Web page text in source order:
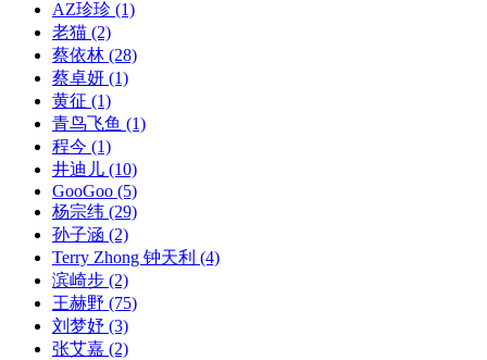
AZ珍珍 (1)
老猫 (2)
蔡依林 (28)
蔡卓妍 (1)
黄征 (1)
青鸟飞鱼 (1)
程今 (1)
井迪儿 (10)
GooGoo (5)
杨宗纬 (29)
孙子涵 (2)
Terry Zhong 钟天利 (4)
滨崎步 (2)
王赫野 (75)
刘梦妤 (3)
张艾嘉 (2)